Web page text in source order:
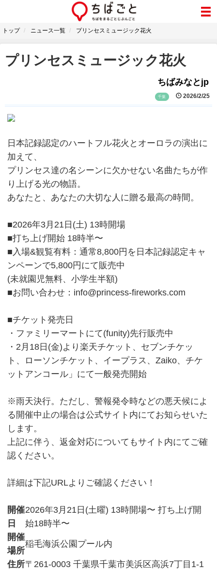
トップ ニュース一覧 プリンセスミュージック花火
プリンセスミュージック花火
ちばみなとjp
千葉 2026/2/25
日本記録認定のハートフル花火とオーロラの演出に
加えて、
プリンセス達の名シーンに欠かせない名曲たちが作
り上げる光の物語。
あなたと、あなたの大切な人に贈る最高の時間。
■2026年3月21日(土) 13時開場
■打ち上げ開始 18時半〜
■入場&観覧有料：通常8,800円を日本記録認定キャ
ンペーンで5,800円にて販売中
(未就園児無料、小学生半額)
■お問い合わせ：info@princess-fireworks.com
■チケット発売日
・ファミリーマートにて(funity)先行販売中
・2月18日(金)より楽天チケット、セブンチケッ
ト、ローソンチケット、イープラス、Zaiko、チケ
ットアンコール」にて一般発売開始
※雨天決行。ただし、警報発令時などの悪天候によ
る開催中止の場合は公式サイト内にてお知らせいた
します。
上記に伴う、返金対応についてもサイト内にてご確
認ください。
詳細は下記URLよりご確認ください！
開催
日
2026年3月21日(土曜) 13時開場〜 打ち上げ開
始18時半〜
開催
場所
稲毛海浜公園プール内
住所〒261-0003 千葉県千葉市美浜区高浜7丁目1-1